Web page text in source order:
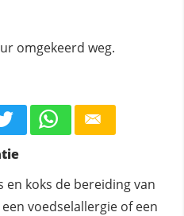
omgekeerd weg.
en koks de bereiding van
voedselallergie of een